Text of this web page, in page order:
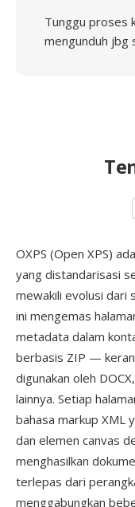
Tunggu proses
mengunduh jbg
OXPS (Open XPS)
yang distandarisasi
mewakili evolusi dari
ini mengemas
metadata dalam
berbasis ZIP —
digunakan oleh
lainnya. Setiap
bahasa markup XML
dan elemen canvas
menghasilkan
terlepas dari
menggabungkan